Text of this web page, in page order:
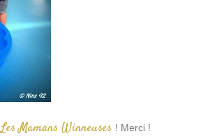
Les Mamans Winneuses ! Merci !